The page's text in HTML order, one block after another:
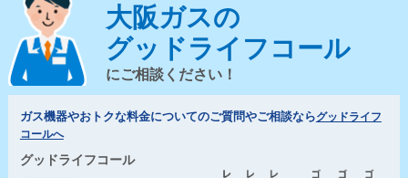
大阪ガスの
グッドライフコール
にご相談ください！
ガス機器やおトクな料金についてのご質問やご相談ならグッドライフ
コールへ
グッドライフコール